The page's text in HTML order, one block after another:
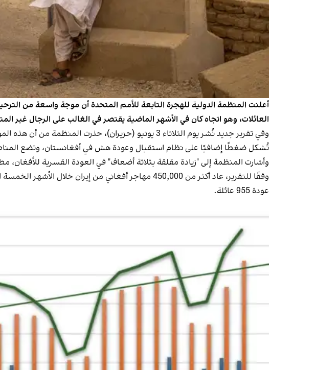
أعلنت المنظمة الدولية للهجرة التابعة للأمم المتحدة أن موجة واسعة من
العائلات، وهو اتجاه كان في الأشهر الماضية يقتصر في الغالب على الرجال غير
وفي تقرير جديد نُشر يوم الثلاثاء 3 يونيو (حزيران)،
تُشكل ضغطًا إضافيًا على نظام استقبال وعودة هش في أفغانستان، وتضع
وأشارت المنظمة إلى "زيادة مقلقة بثلاثة أضعاف" في العودة القسرية للأفغان،
عودة 955 عائلة.